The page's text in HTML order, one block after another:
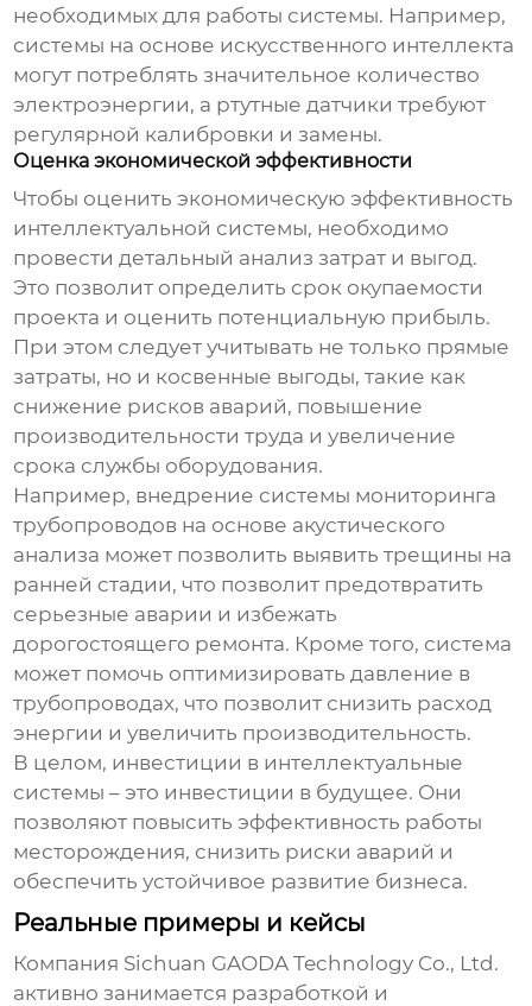
необходимых для работы системы. Например,
системы на основе искусственного интеллекта
могут потреблять значительное количество
электроэнергии, а ртутные датчики требуют
регулярной калибровки и замены.
Оценка экономической эффективности
Чтобы оценить экономическую эффективность
интеллектуальной системы, необходимо
провести детальный анализ затрат и выгод.
Это позволит определить срок окупаемости
проекта и оценить потенциальную прибыль.
При этом следует учитывать не только прямые
затраты, но и косвенные выгоды, такие как
снижение рисков аварий, повышение
производительности труда и увеличение
срока службы оборудования.
Например, внедрение системы мониторинга
трубопроводов на основе акустического
анализа может позволить выявить трещины на
ранней стадии, что позволит предотвратить
серьезные аварии и избежать
дорогостоящего ремонта. Кроме того, система
может помочь оптимизировать давление в
трубопроводах, что позволит снизить расход
энергии и увеличить производительность.
В целом, инвестиции в интеллектуальные
системы – это инвестиции в будущее. Они
позволяют повысить эффективность работы
месторождения, снизить риски аварий и
обеспечить устойчивое развитие бизнеса.
Реальные примеры и кейсы
Компания Sichuan GAODA Technology Co., Ltd.
активно занимается разработкой и